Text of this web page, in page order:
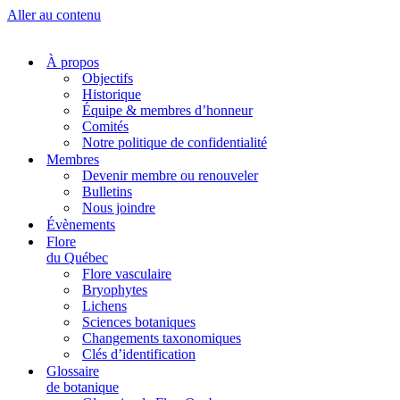
Aller au contenu
À propos
Objectifs
Historique
Équipe & membres d’honneur
Comités
Notre politique de confidentialité
Membres
Devenir membre ou renouveler
Bulletins
Nous joindre
Évènements
Flore
du Québec
Flore vasculaire
Bryophytes
Lichens
Sciences botaniques
Changements taxonomiques
Clés d’identification
Glossaire
de botanique